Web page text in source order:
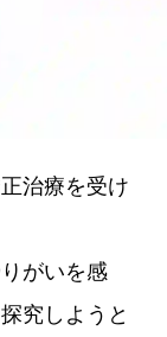
治療を受け
がいを感
究しようと